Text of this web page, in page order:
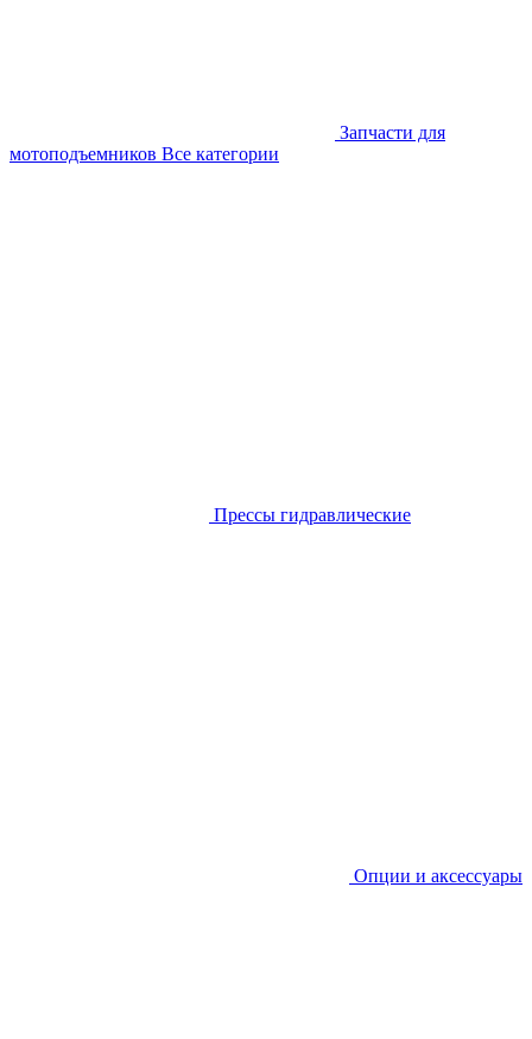
Запчасти для
мотоподъемников Все категории
Прессы гидравлические
Опции и аксессуары